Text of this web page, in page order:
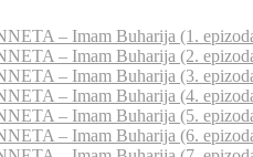
– Imam Buharija (1.
– Imam Buharija (2.
– Imam Buharija (3.
– Imam Buharija (4.
– Imam Buharija (5.
– Imam Buharija (6.